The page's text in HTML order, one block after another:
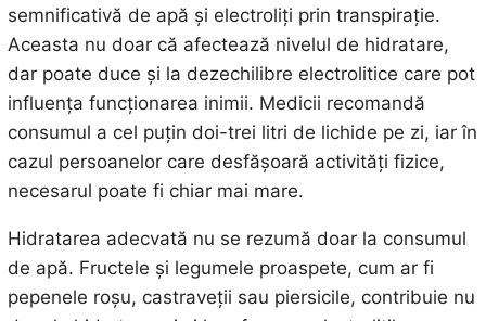
semnificativă de apă și electroliți prin transpirație.
Aceasta nu doar că afectează nivelul de hidratare,
dar poate duce și la dezechilibre electrolitice care pot
influența funcționarea inimii. Medicii recomandă
consumul a cel puțin doi-trei litri de lichide pe zi, iar în
cazul persoanelor care desfășoară activități fizice,
necesarul poate fi chiar mai mare.
Hidratarea adecvată nu se rezumă doar la consumul
de apă. Fructele și legumele proaspete, cum ar fi
pepenele roșu, castraveții sau piersicile, contribuie nu